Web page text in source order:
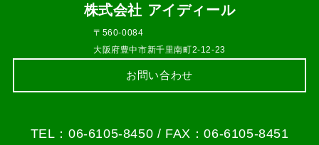
株式会社 アイディール
〒560-0084
大阪府豊中市新千里南町2-12-23
お問い合わせ
TEL：06-6105-8450 / FAX：06-6105-8451